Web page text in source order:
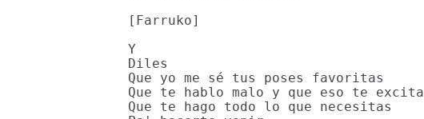
[Farruko]
Y
Diles
Que yo me sé tus poses favoritas
Que te hablo malo y que eso te excita
Que te hago todo lo que necesitas